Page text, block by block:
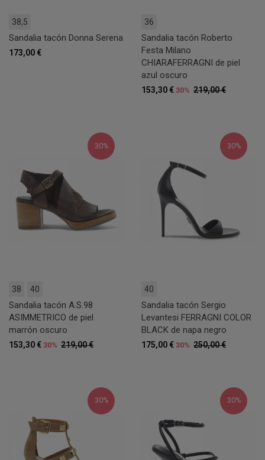
38,5
Sandalia tacón Donna Serena
173,00 €
36
Sandalia tacón Roberto
Festa Milano
CHIARAFERRAGNI de piel
azul oscuro
219,00 €
153,30 € 30%
30%
38 40
Sandalia tacón A.S.98
ASIMMETRICO de piel
marrón oscuro
219,00 €
153,30 € 30%
30%
40
Sandalia tacón Sergio
Levantesi FERRAGNI COLOR
BLACK de napa negro
250,00 €
175,00 € 30%
30% 30%